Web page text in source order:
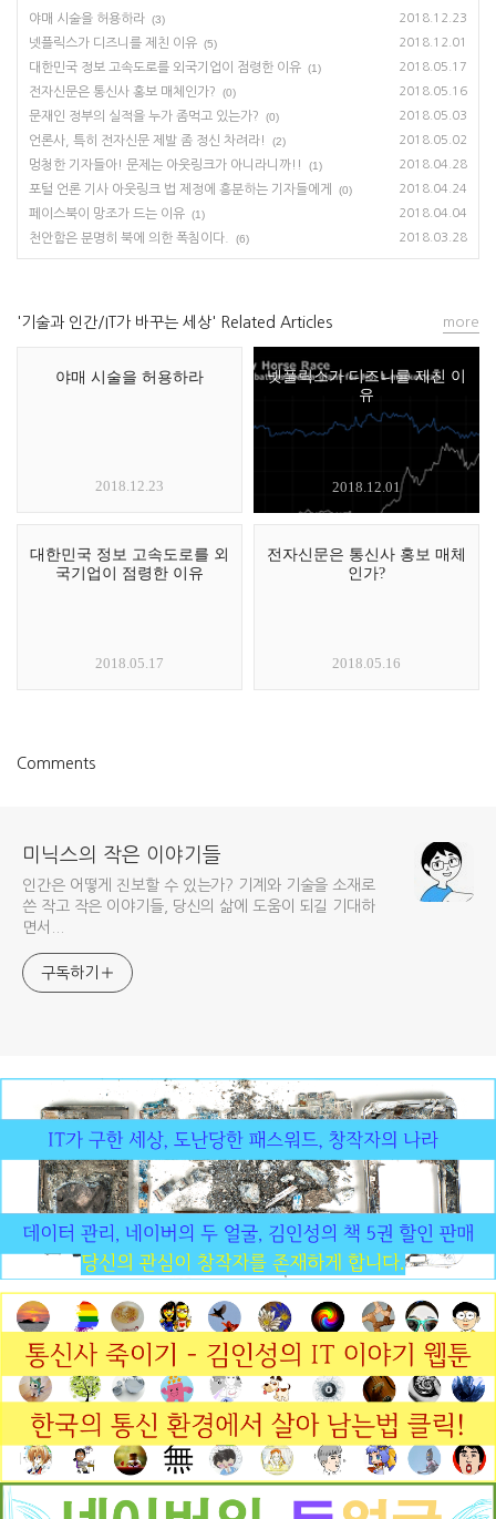
야매 시술을 허용하라 (3) 2018.12.23
넷플릭스가 디즈니를 제친 이유 (5) 2018.12.01
대한민국 정보 고속도로를 외국기업이 점령한 이유 (1) 2018.05.17
전자신문은 통신사 홍보 매체인가? (0) 2018.05.16
문재인 정부의 실적을 누가 좀먹고 있는가? (0) 2018.05.03
언론사, 특히 전자신문 제발 좀 정신 차려라! (2) 2018.05.02
멍청한 기자들아! 문제는 아웃링크가 아니라니까!! (1) 2018.04.28
포털 언론 기사 아웃링크 법 제정에 흥분하는 기자들에게 (0) 2018.04.24
페이스북이 망조가 드는 이유 (1) 2018.04.04
천안함은 분명히 북에 의한 폭침이다. (6) 2018.03.28
'기술과 인간/IT가 바꾸는 세상' Related Articles
야매 시술을 허용하라
2018.12.23
넷플릭스가 디즈니를 제친 이
유
2018.12.01
대한민국 정보 고속도로를 외
국기업이 점령한 이유
2018.05.17
전자신문은 통신사 홍보 매체
인가?
2018.05.16
more
Comments
미닉스의 작은 이야기들
인간은 어떻게 진보할 수 있는가? 기계와 기술을 소재로
쓴 작고 작은 이야기들, 당신의 삶에 도움이 되길 기대하
면서...
구독하기